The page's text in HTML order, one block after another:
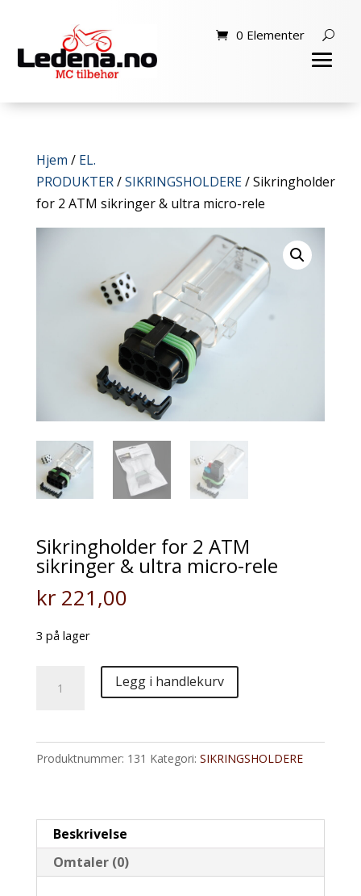
0 Elementer
Hjem / EL.
PRODUKTER/SIKRINGSHOLDERE/ Sikringholder
for 2 ATM sikringer & ultra micro-rele
Sikringholder for 2 ATM
sikringer & ultra micro-rele
kr221,00
3 på lager
Sikringholder
ATM
sikringer
micro-
rele
antall
Legg i handlekurv
Produktnummer: 131 Kategori: SIKRINGSHOLDERE
Beskrivelse
Omtaler (0)